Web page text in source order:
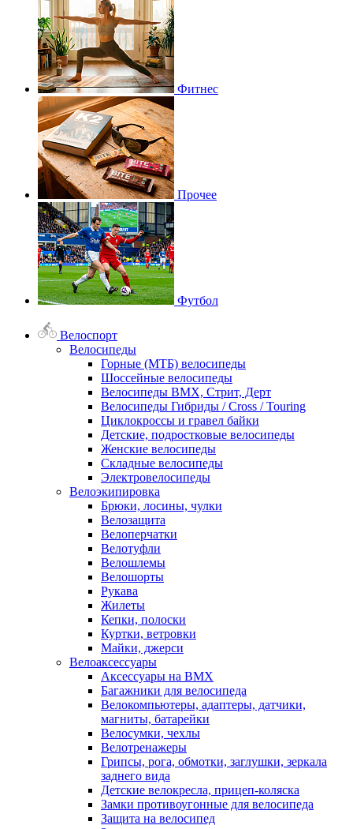
Фитнес
Прочее
Футбол
Велоспорт
Велосипеды
Горные (МТБ) велосипеды
Шоссейные велосипеды
Велосипеды BMX, Стрит, Дерт
Велосипеды Гибриды / Cross / Touring
Циклокроссы и гравел байки
Детские, подростковые велосипеды
Женские велосипеды
Складные велосипеды
Электровелосипеды
Велоэкипировка
Брюки, лосины, чулки
Велозащита
Велоперчатки
Велотуфли
Велошлемы
Велошорты
Рукава
Жилеты
Кепки, полоски
Куртки, ветровки
Майки, джерси
Велоаксессуары
Аксессуары на BMX
Багажники для велосипеда
Велокомпьютеры, адаптеры, датчики,
магниты, батарейки
Велосумки, чехлы
Велотренажеры
Грипсы, рога, обмотки, заглушки, зеркала
заднего вида
Детские велокресла, прицеп-коляска
Замки противоугонные для велосипеда
Защита на велосипед